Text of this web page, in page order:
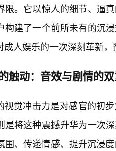
限。它以惊人的细节、逼
构建了一个前所未有的沉
人娱乐的一次深刻革新，
触动：音效与剧情的
视觉冲击力是对感官的初
是将这种震撼升华为一次
、传递情感、提升沉浸